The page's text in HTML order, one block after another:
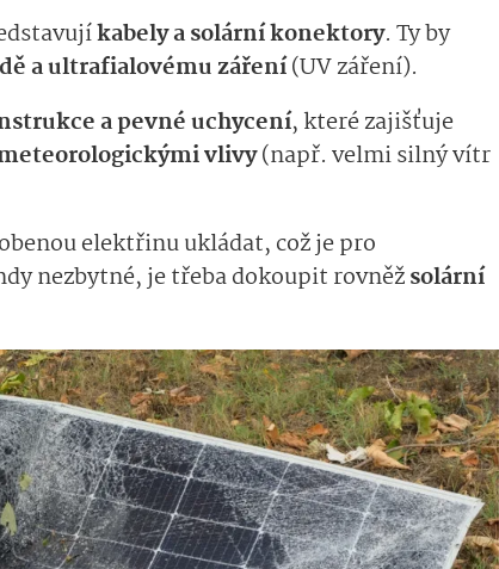
kabely a solární konektory. Ty by
a ultrafialovému záření(UV záření).
a pevné uchycení, které zajišťuje
vlivy(např. velmi silný vítr
elektřinu ukládat, což je pro
nezbytné, je třeba dokoupit rovněžsolární